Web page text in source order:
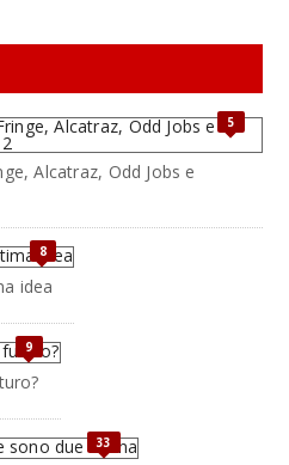
5
Alcatraz, Odd Jobs e
8
idea
9
33